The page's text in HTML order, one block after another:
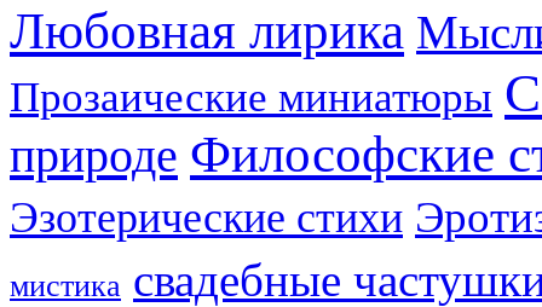
Любовная лирика
Прозаические миниатюры
природе Философские
Эзотерические стихи
мистика свадебные